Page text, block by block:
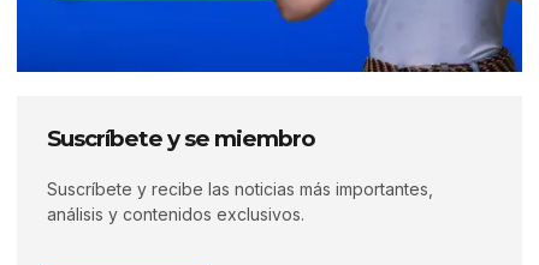
Suscríbete y se miembro
Suscríbete y recibe las noticias más importantes,
análisis y contenidos exclusivos.